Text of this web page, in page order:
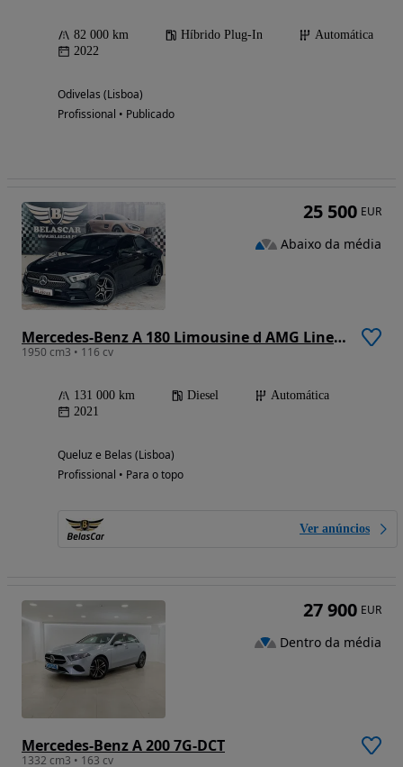
82 000 km Híbrido Plug-In
Automática
2022
Odivelas (Lisboa)
Profissional • Publicado
Mercedes-Benz A 180 Limousine d AMG Line Aut.
1950 cm3 • 116 cv
131 000 km Diesel
Automática
2021
Queluz e Belas (Lisboa)
Profissional • Para o topo
Ver anúncios
25 500 EUR
Abaixo da média
Mercedes-Benz A 200 7G-DCT
1332 cm3 • 163 cv
27 900 EUR
Dentro da média